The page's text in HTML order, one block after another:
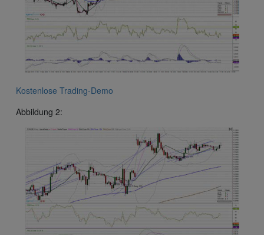
Kostenlose Trading-Demo
Abbildung 2: